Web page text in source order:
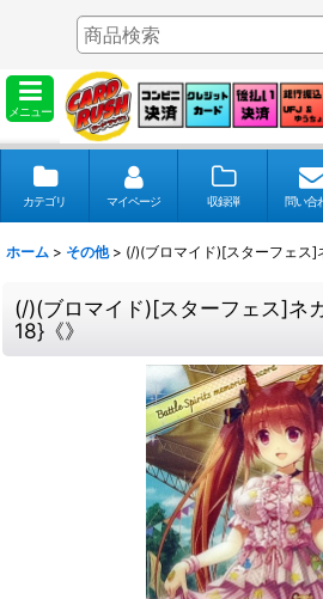
メニュー
カテゴリ マイページ 収録弾 問い合
ホーム > その他 > (/)(ブロマイド)[スターフェス]
(/)(ブロマイド)[スターフェス]ネ
18}《》